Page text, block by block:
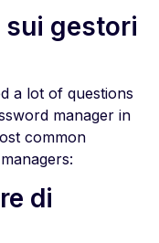
sui gestori
a lot of questions
manager in
common
di